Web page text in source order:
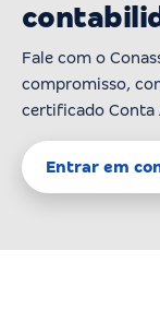
Fale com o
compromisso,
certificado Conta
Entrar em